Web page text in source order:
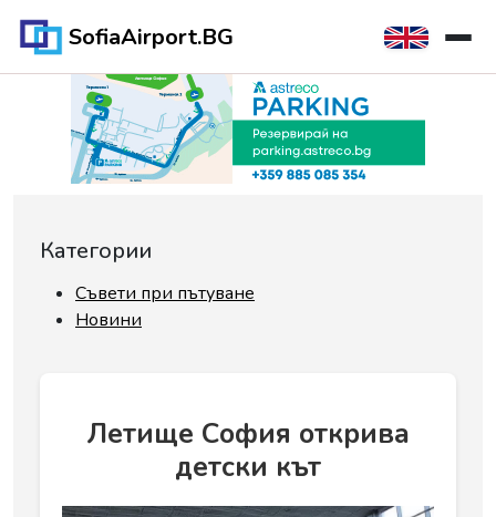
SofiaAirport.BG
Категории
Съвети при пътуване
Новини
Летище София открива
детски кът